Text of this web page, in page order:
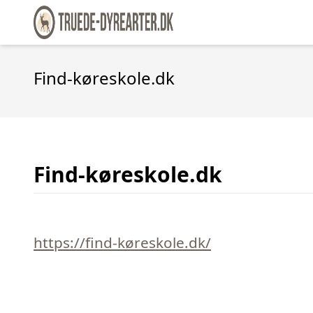
Find-køreskole.dk
Find-køreskole.dk
https://find-køreskole.dk/